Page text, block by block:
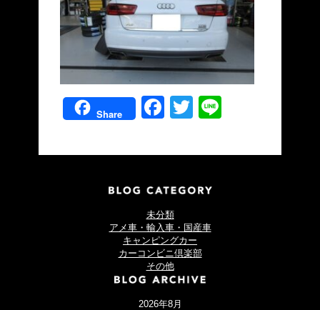
Share
FacebookTwitter
未分類
アメ車・輸入車・国産車
キャンピングカー
カーコンビニ倶楽部
その他
2026年8月